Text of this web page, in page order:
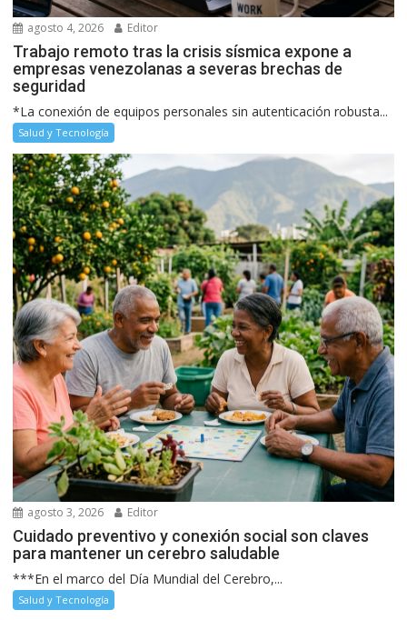
agosto 4, 2026 Editor
Trabajo remoto tras la crisis sísmica expone a
empresas venezolanas a severas brechas de
seguridad
*La conexión de equipos personales sin autenticación robusta...
Salud y Tecnología
agosto 3, 2026 Editor
Cuidado preventivo y conexión social son claves
para mantener un cerebro saludable
***En el marco del Día Mundial del Cerebro,...
Salud y Tecnología